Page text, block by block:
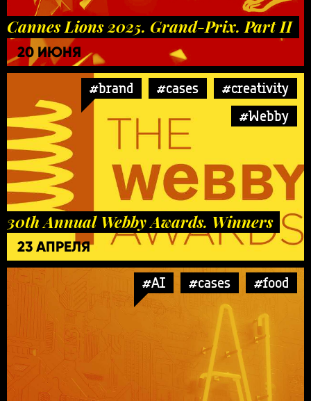
Cannes Lions 2025. Grand-Prix. Part II
20 ИЮНЯ
#brand #cases
#creativity
#Webby
30th Annual Webby Awards. Winners
23 АПРЕЛЯ
#AI #cases #food